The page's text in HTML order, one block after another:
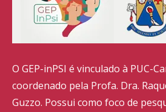
O GEP-inPSI é vinculado à PUC-
coordenado pela Profa. Dra.
Guzzo. Possui como foco de